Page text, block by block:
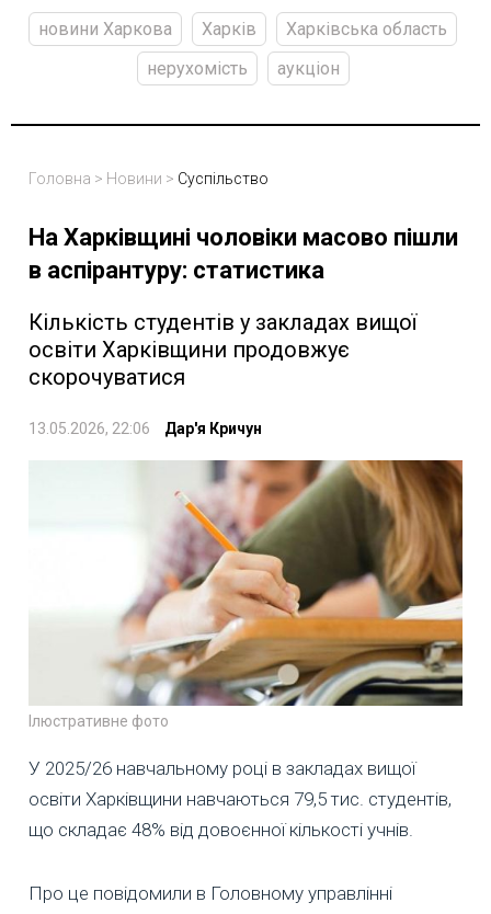
новини Харкова Харків
Харківська область
нерухомість
аукціон
Головна > Новини > Суспільство
На Харківщині чоловіки масово пішли
в аспірантуру: статистика
Кількість студентів у закладах вищої
освіти Харківщини продовжує
скорочуватися
13.05.2026, 22:06 Дар'я Кричун
Ілюстративне фото
У 2025/26 навчальному році в закладах вищої
освіти Харківщини навчаються 79,5 тис. студентів,
що складає 48% від довоєнної кількості учнів.
Про це повідомили в Головному управлінні